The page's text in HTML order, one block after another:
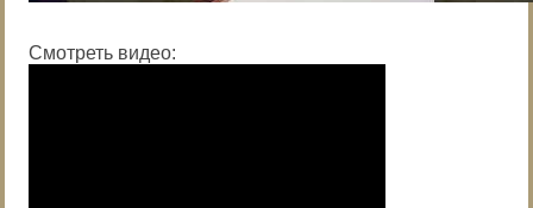
Смотреть видео: